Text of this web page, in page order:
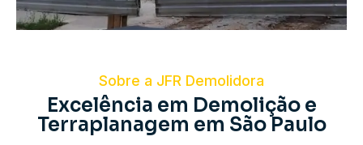
Sobre a JFR Demolidora
Excelência em Demolição e
Terraplanagem em São Paulo